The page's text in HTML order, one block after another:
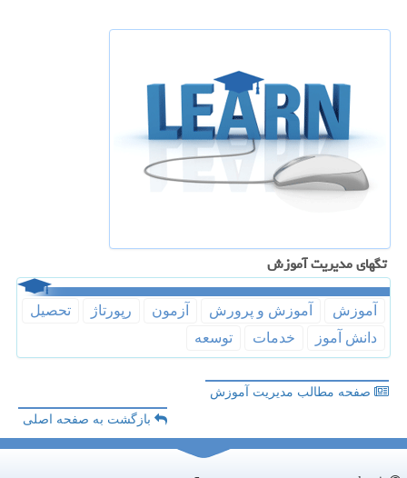
تگهای مدیریت آموزش
آموزش آموزش و پرورش آزمون رپورتاژ
تحصیل
دانش آموز
خدمات توسعه
صفحه مطالب مدیریت آموزش
بازگشت به صفحه اصلی